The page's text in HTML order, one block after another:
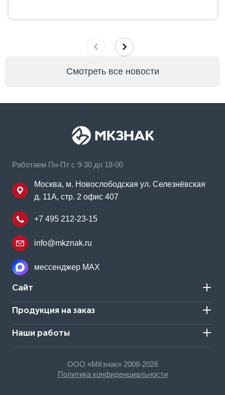
Смотреть все новости
Работаем Пн-Пт с 9-30 до 18-00
Москва, м. Новослободская ул. Селезнёвская
д. 11А, стр. 2 офис 407
+7 495 212-23-15
info@mkznak.ru
мессенджер MAX
Сайт
Продукция на заказ
Наши работы
ООО «МКзнак» 2008-2026
Политика конфиденциальности